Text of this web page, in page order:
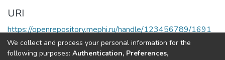
URI
https://openrepository.mephi.ru/handle/123456789/1691
Full item page
We collect and process your personal information for the
following purposes: Authentication, Preferences,